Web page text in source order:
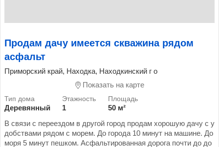
Продам дачу имеется скважина рядом
асфальт
Приморский край, Находка, Находкинский г о
Показать на карте
Деревянный 1
50 м²
В связи с переездом в другой город продам хорошую дачу с у
добствами рядом с морем. До города 10 минут на машине. До
моря 5 минут пешком. Асфальтированная дорога почти до до